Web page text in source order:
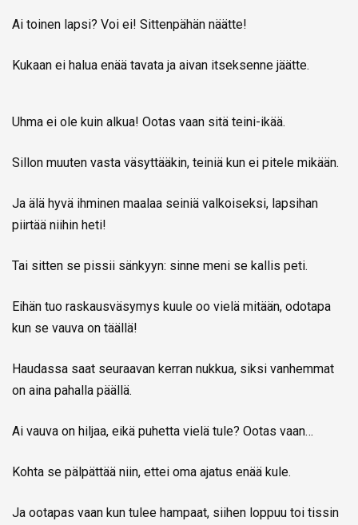
Ai toinen lapsi? Voi ei! Sittenpähän näätte!
Kukaan ei halua enää tavata ja aivan itseksenne jäätte.
Uhma ei ole kuin alkua! Ootas vaan sitä teini-ikää.
Sillon muuten vasta väsyttääkin, teiniä kun ei pitele mikään.
Ja älä hyvä ihminen maalaa seiniä valkoiseksi, lapsihan
piirtää niihin heti!
Tai sitten se pissii sänkyyn: sinne meni se kallis peti.
Eihän tuo raskausväsymys kuule oo vielä mitään, odotapa
kun se vauva on täällä!
Haudassa saat seuraavan kerran nukkua, siksi vanhemmat
on aina pahalla päällä.
Ai vauva on hiljaa, eikä puhetta vielä tule? Ootas vaan…
Kohta se pälpättää niin, ettei oma ajatus enää kule.
Ja ootapas vaan kun tulee hampaat, siihen loppuu toi tissin